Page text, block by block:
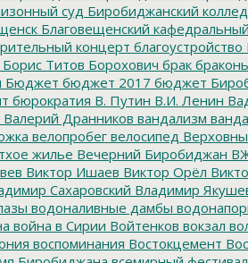
суд Биробиджанский
Благовещенский
концерт благоустройство
Борис Титов Борохович брак
Бюджет бюджет 2017 бюджет
бюрократия В. Путин В.И. Ленин
Валерий Дранников вандализм
велопробег велосипед
жилье Вечерний Биробиджан
Виктор Ишаев Виктор Орёл
Сахаровский Владимир
водоналивные дамбы
война в Сирии Войтенков вокзал
воспоминания Востокцемент